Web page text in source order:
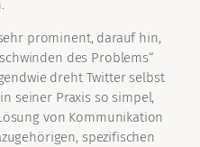
prominent, darauf hin,
des Problems“
dreht Twitter selbst
seiner Praxis so simpel,
von Kommunikation
spezifischen